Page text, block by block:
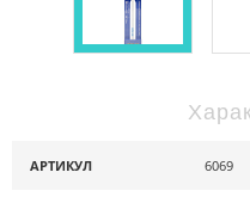
АРТИКУЛ 6069